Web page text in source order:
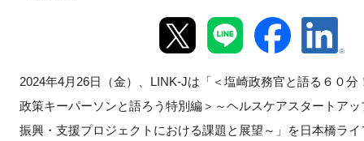
イベント
2024年4月26日（金）、 LINK-Jは「＜塩崎政務官と語る６０
政策キーパーソンと語ろう特別編＞～ヘルスケアスタートアッ
振興・支援プロジェクトにおける課題と展望～」を日本橋ライ